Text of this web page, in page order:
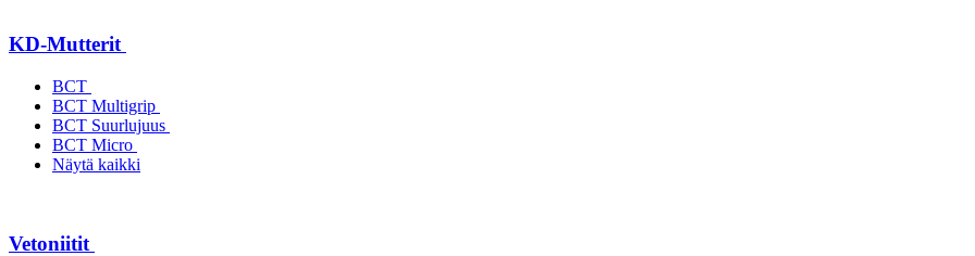
KD-Mutterit
BCT
BCT Multigrip
BCT Suurlujuus
BCT Micro
Näytä kaikki
Vetoniitit